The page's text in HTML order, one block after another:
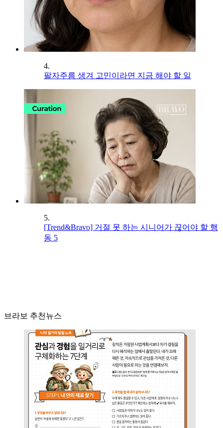
4.
팔자주름 생겨 고민이라면 지금 해야 할 일
5.
[Trend&Bravo] 거절 못 하는 시니어가 끊어야 할 행
동 5
브라보 추천뉴스